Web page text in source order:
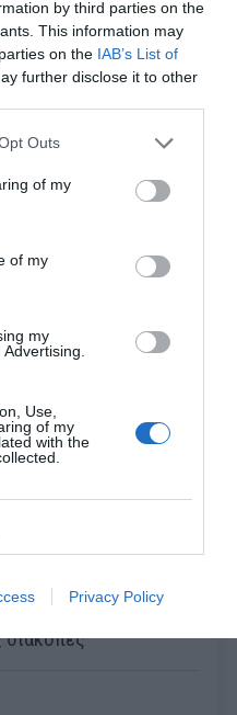
by third parties on the
This information may
on the IAB’s List of
further disclose it to other
Outs
of my
of my
my
Use,
of my
with the
Privacy Policy
Το top-5 των
της
φαντασίας που
διακοπές